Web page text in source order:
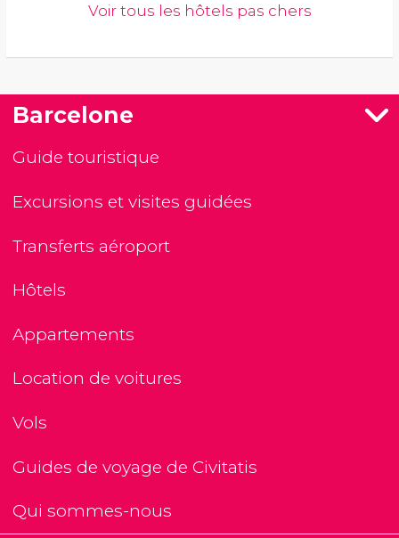
Voir tous les hôtels pas chers
Barcelone
Guide touristique
Excursions et visites guidées
Transferts aéroport
Hôtels
Appartements
Location de voitures
Vols
Guides de voyage de Civitatis
Qui sommes-nous